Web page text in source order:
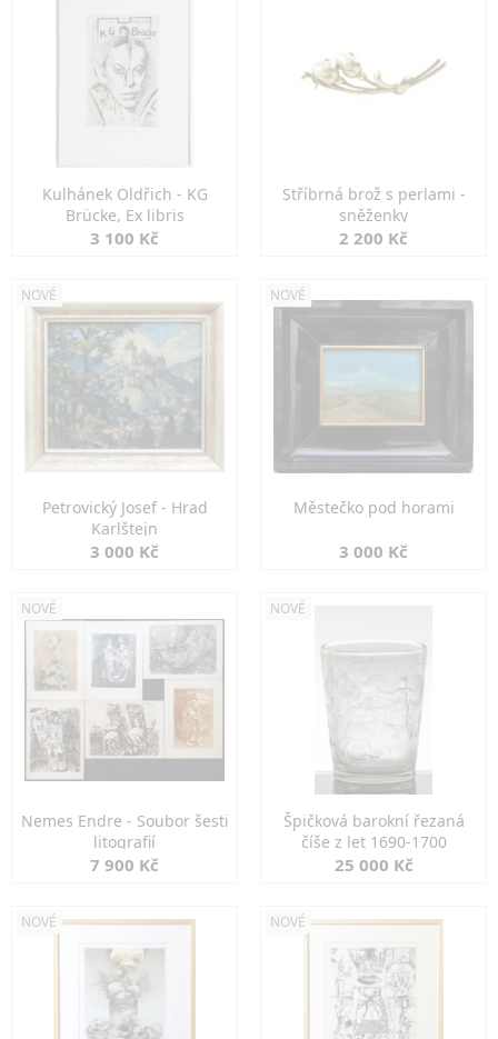
Kulhánek Oldřich - KG
Brücke, Ex libris
3 100 Kč
Stříbrná brož s perlami -
sněženky
2 200 Kč
NOVÉ
Petrovický Josef - Hrad
Karlštejn
3 000 Kč
NOVÉ
Městečko pod horami
3 000 Kč
NOVÉ
Nemes Endre - Soubor šesti
litografií
7 900 Kč
NOVÉ
Špičková barokní řezaná
číše z let 1690-1700
25 000 Kč
NOVÉ NOVÉ